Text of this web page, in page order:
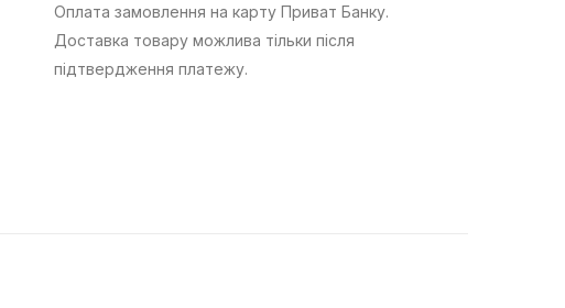
Оплата замовлення на карту Приват Банку.
Доставка товару можлива тільки після
підтвердження платежу.